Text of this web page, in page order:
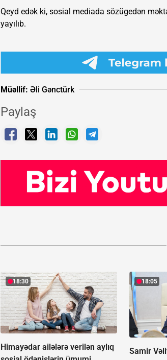
Qeyd edək ki, sosial mediada sözügedən
yayılıb.
Müəllif: Əli Gənctürk
Paylaş
18:30
Himayədar ailələrə verilən aylıq
18:05
Samir